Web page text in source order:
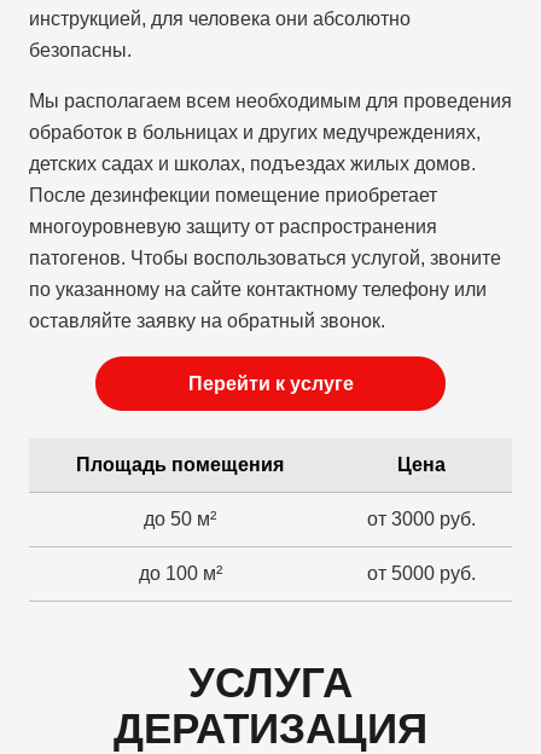
инструкцией, для человека они абсолютно
безопасны.
Мы располагаем всем необходимым для проведения
обработок в больницах и других медучреждениях,
детских садах и школах, подъездах жилых домов.
После дезинфекции помещение приобретает
многоуровневую защиту от распространения
патогенов. Чтобы воспользоваться услугой, звоните
по указанному на сайте контактному телефону или
оставляйте заявку на обратный звонок.
Перейти к услуге
Площадь помещения Цена
до 50 м² от 3000 руб.
до 100 м² от 5000 руб.
УСЛУГА
ДЕРАТИЗАЦИЯ